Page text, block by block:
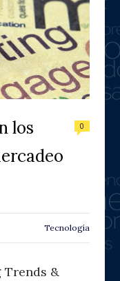
los
0
Tecnología
Trends &